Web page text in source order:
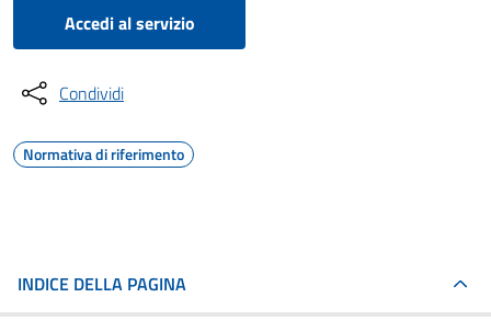
Accedi al servizio
Condividi
Normativa di riferimento
INDICE DELLA PAGINA